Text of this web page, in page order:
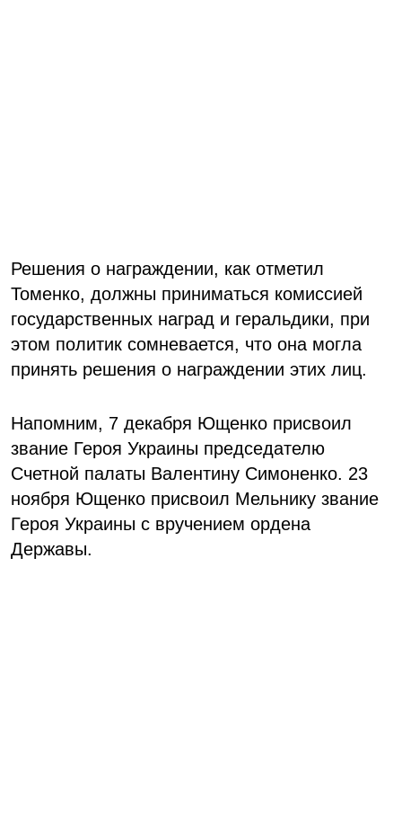
Решения о награждении, как отметил
Томенко, должны приниматься комиссией
государственных наград и геральдики, при
этом политик сомневается, что она могла
принять решения о награждении этих лиц.
Напомним, 7 декабря Ющенко присвоил
звание Героя Украины председателю
Счетной палаты Валентину Симоненко. 23
ноября Ющенко присвоил Мельнику звание
Героя Украины с вручением ордена
Державы.